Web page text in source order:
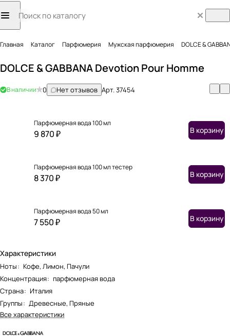
Главная Каталог Парфюмерия Мужская парфюмерия DOLCE &
DOLCE & GABBANA Devotion Pour Homme
В наличии 0 Нет отзывов Арт.37454
Парфюмерная вода 100 мл
9 870 ₽ В корзину
Парфюмерная вода 100 мл тестер
8 370 ₽ В корзину
Парфюмерная вода 50 мл
7 550 ₽ В корзину
Характеристики
Ноты: Кофе, Лимон, Пачули
Концентрация: парфюмерная вода
Страна: Италия
Группы: Древесные, Пряные
Все характеристики